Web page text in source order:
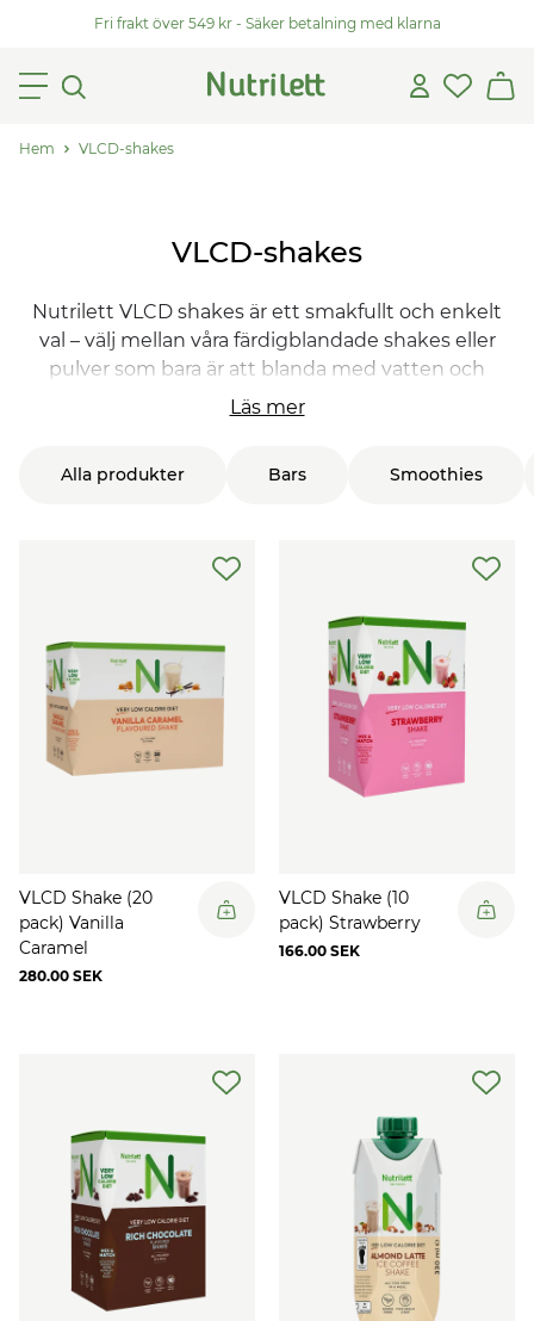
Fri frakt över 549 kr - Säker betalning med klarna
Hem VLCD-shakes
VLCD-shakes
Nutrilett VLCD shakes är ett smakfullt och enkelt
val – välj mellan våra färdigblandade shakes eller
pulver som bara är att blanda med vatten och
skaka, så är de klara att dricka! VLCD (Very Low
Oavsätt vad som är ditt mål, kan du gå på VLCD-
du går ner i vikt.
Läs mer
Alla produkter Bars Smoothies
VLCD Shake (20
pack) Vanilla
Caramel
280.00 SEK
VLCD Shake (10
pack) Strawberry
166.00 SEK